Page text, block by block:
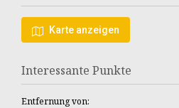
Karte anzeigen
Interessante Punkte
Entfernung von: